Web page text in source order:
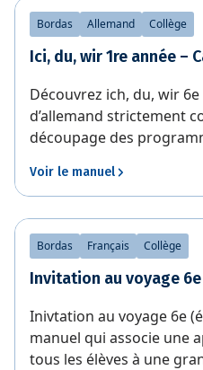
Bordas Allemand Collège
Ici, du, wir 1re année –
Découvrez ich, du, wir
d’allemand strictement
découpage des
Voir le manuel
Bordas Français Collège
Invitation au voyage
Inivtation au voyage 6e
manuel qui associe une
tous les élèves à une